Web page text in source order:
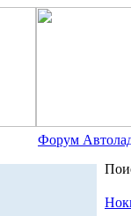
Форум